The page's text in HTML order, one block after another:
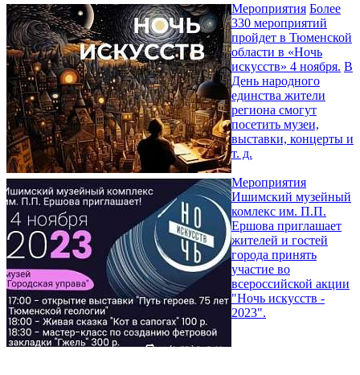
Мероприятия Более
330 мероприятий
пройдет в Тюменской
области в «Ночь
искусств» 4 ноября. В
День народного
единства жители
региона смогут
посетить музеи,
выставки, концерты и
т. д.
Мероприятия
Ишимский музейный
комлекс им. П.П.
Ершова приглашает
жителей и гостей
города принять
участие во
всероссийской акции
"Ночь искусств -
2023".